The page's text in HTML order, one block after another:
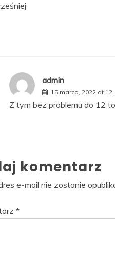
admin
15 marca, 2022 at
Z tym bez problemu do 12
komentarz
e-mail nie zostanie
*